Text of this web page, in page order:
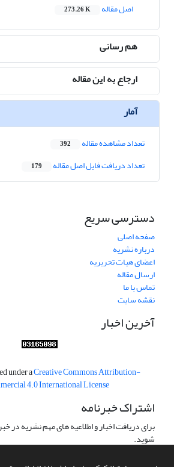
اصل مقاله
273.26 K
هم رسانی
ارجاع به این مقاله
آمار
تعداد مشاهده مقاله 392
تعداد دریافت فایل اصل مقاله 179
دسترسی سریع
صفحه اصلی
درباره نشریه
اعضای هیات تحریریه
ارسال مقاله
تماس با ما
نقشه سایت
آخرین اخبار
under aCreative Commons Attribution-
4.0 International License
اشتراک خبرنامه
برای دریافت اخبار و اطلاعیه های مهم نشریه در
شوید.